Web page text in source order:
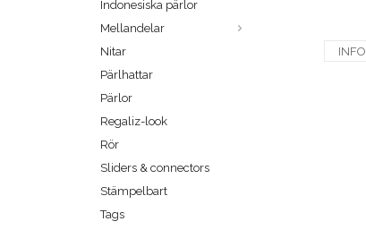
Indonesiska pärlor
Mellandelar
Nitar
Pärlhattar
Pärlor
Regaliz-look
Rör
Sliders & connectors
Stämpelbart
Tags
INFO